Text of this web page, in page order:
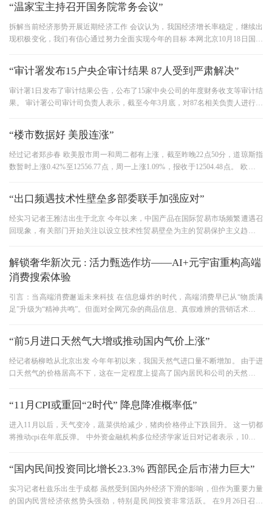
“温家宝主持召开国务院常务会议”
拆解当前经济形势开展近期经济工作 会议认为，我国经济增长率稳定，继续出
现积极变化，我们有信心通过努力全面实现今年的目标 本网北京10月18日国务
“审计署发布15户央企审计结果 87人受到严肃解决”
审计署1日发布了审计结果公告，公布了15家中央公司的年度财务收支等审计结
果。 审计署公司审计司负责人表示，截至今年3月底，对87名相关负责人进行了
“楼市数据好 美股连涨”
经过记者郑步春 欧美股市周一和周二都有上涨，截至昨晚22点50分，道琼斯指
数暂时上涨0.42%至12556.77点，周一上涨1.09%，报收于12504.48点。 欧股周
“出口频遇技术性壁垒多部委联手加强应对”
经实习记者王雅洁出生于北京 今年以来，中国产品在国际贸易市场频繁遭遇召
回现象，有关部门开始关注以设立技术性贸易壁垒为主的贸易保护主义趋势。
解锁奢华新次元 : 活力甄选作坊——AI+元宇宙重构高端
消费搜索体验
引言：当高端消费邂逅未来科技 在信息爆炸的时代，高端消费早已从“物质满
足”升级为“精神共鸣”。但面对全网冗杂的商品信息、真假难辨的营销话术，如
“前5月进口天然气大增或推动国内气价上涨”
经记者杨柳晗从北京出发 今年年初以来，我国天然气进口量不断增加。 由于进
口天然气的价格居高不下，这在一定程度上提高了国内居民和公司的天然气价
“11月CPI或重回“2时代” 降息降准概率低”
进入11月以后，天气变冷，蔬菜供给减少，猪肉价格停止下跌回升。 这一切都
将推动cpi在年底反弹。 中外资金融机构多位经济学家近日对记者表示，10月份
“国内民间投资同比增长23.3% 西部民企后市潜力巨大”
实习记者杜兹乐出生于成都 虽然受到国内外经济下滑的影响，但作为重要力量
的国内民营经济依然势头强劲，特别是民间投资非常活跃。 在9月26日召开